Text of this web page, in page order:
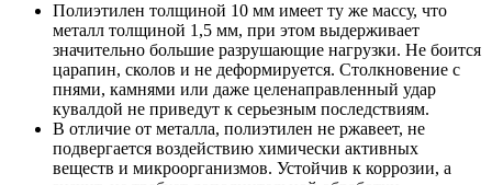
Полиэтилен толщиной 10 мм имеет ту же массу, что
металл толщиной 1,5 мм, при этом выдерживает
значительно большие разрушающие нагрузки. Не боится
царапин, сколов и не деформируется. Столкновение с
пнями, камнями или даже целенаправленный удар
кувалдой не приведут к серьезным последствиям.
В отличие от металла, полиэтилен не ржавеет, не
подвергается воздействию химически активных
веществ и микроорганизмов. Устойчив к коррозии, а